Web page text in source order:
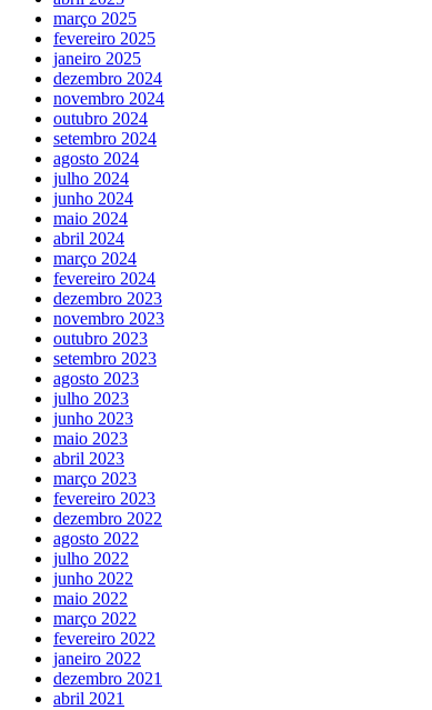
março 2025
fevereiro 2025
janeiro 2025
dezembro 2024
novembro 2024
outubro 2024
setembro 2024
agosto 2024
julho 2024
junho 2024
maio 2024
abril 2024
março 2024
fevereiro 2024
dezembro 2023
novembro 2023
outubro 2023
setembro 2023
agosto 2023
julho 2023
junho 2023
maio 2023
abril 2023
março 2023
fevereiro 2023
dezembro 2022
agosto 2022
julho 2022
junho 2022
maio 2022
março 2022
fevereiro 2022
janeiro 2022
dezembro 2021
abril 2021